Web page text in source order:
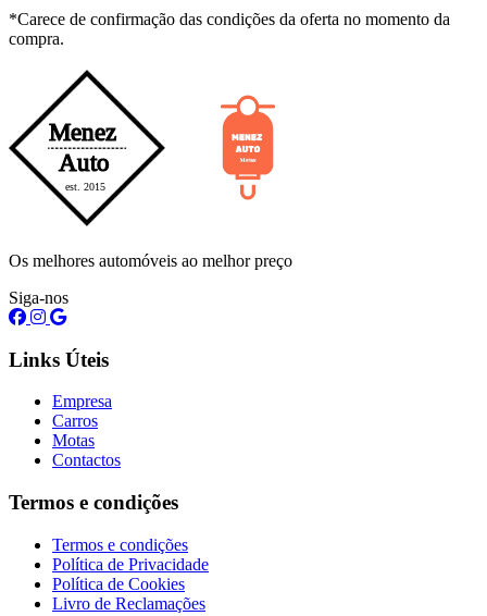
*Carece de confirmação das condições da oferta no momento da
compra.
Os melhores automóveis ao melhor preço
Siga-nos
Links Úteis
Empresa
Carros
Motas
Contactos
Termos e condições
Termos e condições
Política de Privacidade
Política de Cookies
Livro de Reclamações